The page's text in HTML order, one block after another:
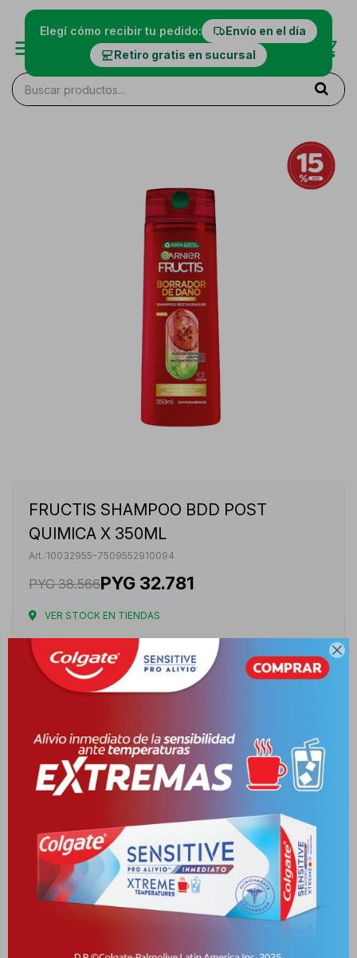

Elegí cómo recibir tu pedido:
Envío en el día
Retiro gratis en sucursal
FRUCTIS SHAMPOO BDD POST
QUIMICA X 350ML
10032955-7509552910094
PYG 38.566PYG 32.781
VER STOCK EN TIENDAS
Envíos
Cambios y Devoluciones
Medios de pago
Productos que te pueden interesar